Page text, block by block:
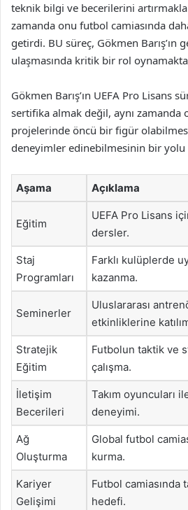
teknik bilgi ve becerilerini artırmakla
zamanda onu futbol camiasında
getirdi. BU süreç, Gökmen Barış’ın
ulaşmasında kritik bir rol
Gökmen Barış’ın UEFA Pro Lisans
sertifika almak değil, aynı zamanda
projelerinde öncü bir figür
deneyimler edinebilmesinin bir yolu
Aşama Açıklama
Eğitim
UEFA Pro Lisans
dersler.
Staj
Programları
Farklı kulüplerde
kazanma.
Seminerler
Uluslararası
etkinliklerine
Stratejik
Eğitim
Futbolun taktik ve
çalışma.
İletişim
Becerileri
Takım oyuncuları
deneyimi.
Ağ
Oluşturma
Global futbol
kurma.
Kariyer
Gelişimi
Futbol camiasında
hedefi.